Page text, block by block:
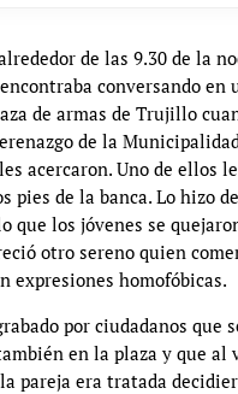
de las 9.30 de la
conversando en
de armas de Trujillo
de la Municipalidad
acercaron. Uno de ellos
pies de la banca. Lo hizo
que los jóvenes se
otro sereno quien
expresiones homofóbicas.
por ciudadanos que
en la plaza y que al
pareja era tratada